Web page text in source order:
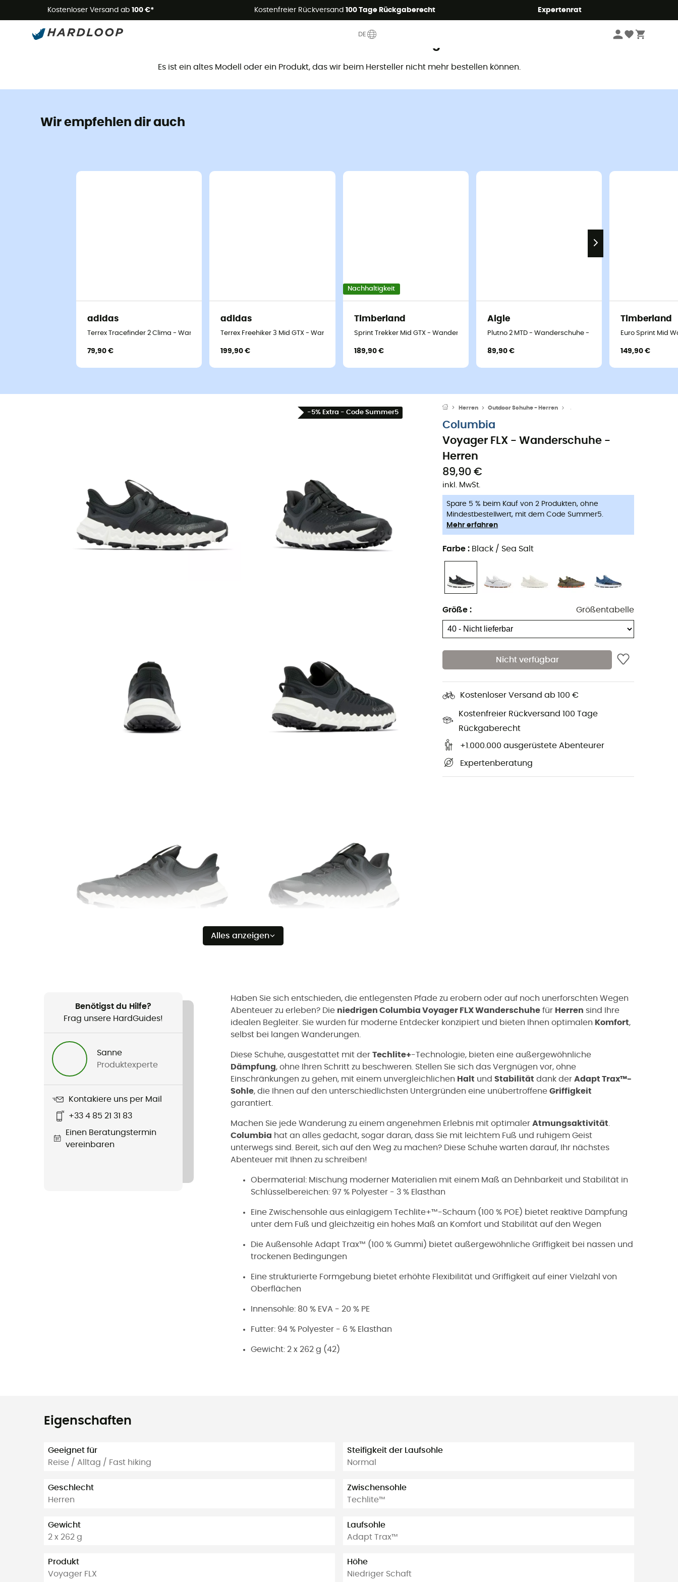
Kostenloser Versand ab 100 €* Kostenfreier Rückversand 100 Tage Rückgaberecht Expertenrat
DE
Sommerangebote🔥 -5% EXTRA ab 2 Produkten* Code Summer5
Es ist ein altes Modell oder ein Produkt, das wir beim Hersteller nicht mehr bestellen können.
Wir empfehlen dir auch
adidas
Terrex Tracefinder 2 Clima - Wanderschuhe - Herren
79,90 €
adidas
Terrex Freehiker 3 Mid GTX - Wanderschuhe - Herren
199,90 €
Nachhaltigkeit
Timberland
Sprint Trekker Mid GTX - Wanderschuhe - Herren
189,90 €
Aigle
Plutno 2 MTD - Wanderschuhe - Herren
89,90 €
Timberland
Euro Sprint Mid
149,90 €
-5% Extra - Code Summer5
Alles anzeigen
Herren Outdoor Schuhe - Herren Wanderschuhe - Herren
Columbia
Voyager FLX - Wanderschuhe -
Herren
89,90 €
inkl. MwSt.
Spare 5 % beim Kauf von 2 Produkten, ohne
Mindestbestellwert, mit dem Code Summer5.
Mehr erfahren
Farbe : Black / Sea Salt
Größe : Größentabelle
Nicht verfügbar
Kostenloser Versand ab 100 €
Kostenfreier Rückversand 100 Tage
Rückgaberecht
+1.000.000 ausgerüstete Abenteurer
Expertenberatung
Benötigst du Hilfe?
Frag unsere HardGuides!
Sanne
Produktexperte
Kontakiere uns per Mail
+33 4 85 21 31 83
Einen Beratungstermin
vereinbaren
Haben Sie sich entschieden, die entlegensten Pfade zu erobern oder auf noch unerforschten Wegen
Abenteuer zu erleben? Die niedrigen Columbia Voyager FLX Wanderschuhe für Herren sind Ihre
idealen Begleiter. Sie wurden für moderne Entdecker konzipiert und bieten Ihnen optimalen Komfort,
selbst bei langen Wanderungen.
Diese Schuhe, ausgestattet mit der Techlite+-Technologie, bieten eine außergewöhnliche
Dämpfung, ohne Ihren Schritt zu beschweren. Stellen Sie sich das Vergnügen vor, ohne
Einschränkungen zu gehen, mit einem unvergleichlichen Halt und Stabilität dank der Adapt Trax™-
Sohle, die Ihnen auf den unterschiedlichsten Untergründen eine unübertroffene Griffigkeit
garantiert.
Machen Sie jede Wanderung zu einem angenehmen Erlebnis mit optimaler Atmungsaktivität
Columbia hat an alles gedacht, sogar daran, dass Sie mit leichtem Fuß und ruhigem Geist
unterwegs sind. Bereit, sich auf den Weg zu machen? Diese Schuhe warten darauf, Ihr nächstes
Abenteuer mit Ihnen zu schreiben!
Obermaterial: Mischung moderner Materialien mit einem Maß an Dehnbarkeit und Stabilität in
Schlüsselbereichen: 97 % Polyester - 3 % Elasthan
Eine Zwischensohle aus einlagigem Techlite+™-Schaum (100 % POE) bietet reaktive Dämpfung
unter dem Fuß und gleichzeitig ein hohes Maß an Komfort und Stabilität auf den Wegen
Die Außensohle Adapt Trax™ (100 % Gummi) bietet außergewöhnliche Griffigkeit bei nassen und
trockenen Bedingungen
Eine strukturierte Formgebung bietet erhöhte Flexibilität und Griffigkeit auf einer Vielzahl von
Oberflächen
Innensohle: 80 % EVA - 20 % PE
Futter: 94 % Polyester - 6 % Elasthan
Gewicht: 2 x 262 g (42)
Eigenschaften
Geeignet für
Reise / Alltag / Fast hiking
Geschlecht
Herren
Gewicht
2 x 262 g
Produkt
Voyager FLX
Steifigkeit der Laufsohle
Normal
Zwischensohle
Techlite™
Laufsohle
Adapt Trax™
Höhe
Niedriger Schaft